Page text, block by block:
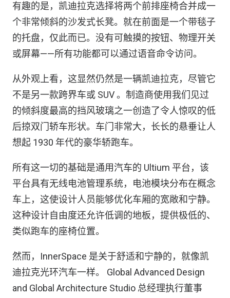
有趣的是，凯迪拉克选择将两个前排座椅合并成一
个非常倾斜的沙发式长凳。就在前面是一个带毯子
的托盘，仅此而已。没有可触摸的按钮、物理开关
或屏幕——所有功能都可以通过语音命令访问。
从外观上看，这显然仍然是一辆凯迪拉克，尽管它
不是另一款跨界车或 SUV 。制造商使用我们见过
的倾斜度最高的挡风玻璃之一创造了令人惊叹的低
后掠双门轿车形状。车门非常大，长长的悬垂让人
想起 1930 年代的豪华轿跑车。
所有这一切的基础是通用汽车的 Ultium 平台，该
平台具有无线电池管理系统，电池模块分布在概念
车上，这使设计人员能够优化车厢的宽敞和宁静。
这种设计自由度还允许低调的地板，提供极低的、
类似跑车的座椅位置。
然而，InnerSpace 是关于舒适和宁静的，就像凯
迪拉克光环汽车一样。 Global Advanced Design
and Global Architecture Studio 总经理执行董事